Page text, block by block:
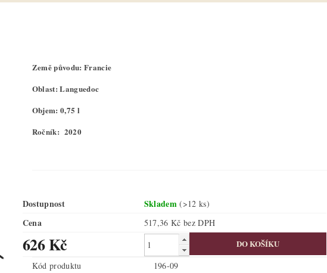
Země původu: Francie
Oblast: Languedoc
Objem: 0,75 l
Ročník: 2020
Dostupnost Skladem(>12 ks)
Cena 517,36 Kč bez DPH
626 Kč
Kód produktu
196-09